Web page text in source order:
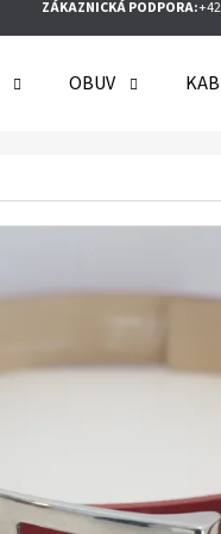
ZÁKAZNICKÁ PODPORA:
OBUV